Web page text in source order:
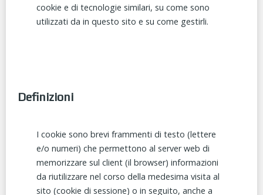
cookie e di tecnologie similari, su come sono
utilizzati da in questo sito e su come gestirli.
Definizioni
I cookie sono brevi frammenti di testo (lettere
e/o numeri) che permettono al server web di
memorizzare sul client (il browser) informazioni
da riutilizzare nel corso della medesima visita al
sito (cookie di sessione) o in seguito, anche a